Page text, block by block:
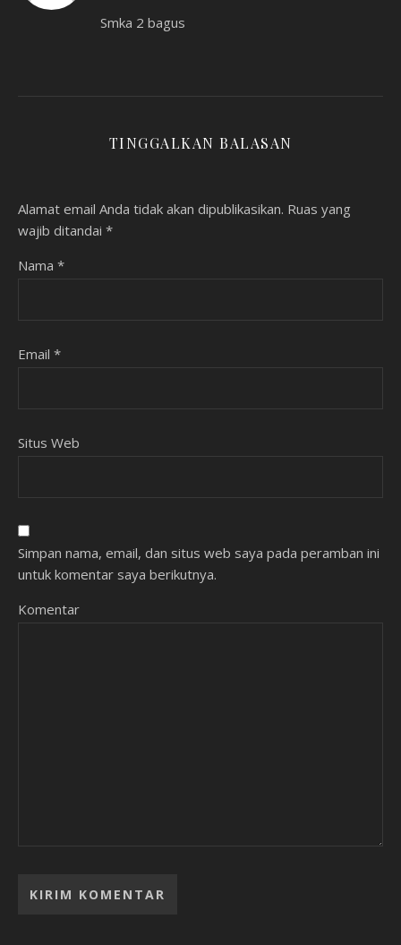
Smka 2 bagus
TINGGALKAN BALASAN
Alamat email Anda tidak akan dipublikasikan. Ruas yang
wajib ditandai *
Nama *
Email *
Situs Web
Simpan nama, email, dan situs web saya pada peramban ini
untuk komentar saya berikutnya.
Komentar